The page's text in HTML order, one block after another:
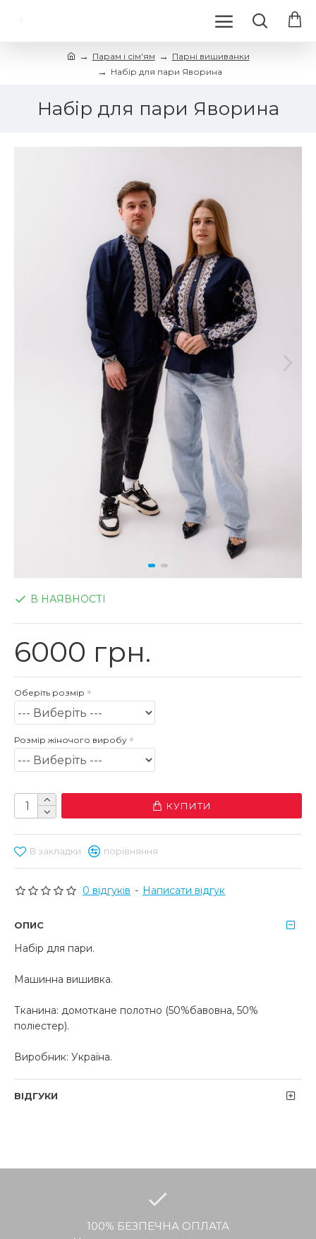
Парам і сім'ям
Парні вишиванки
Набір для пари Яворина
Набір для пари Яворина
0 відгуків - Написати відгук
6000 грн.
В НАЯВНОСТІ
Оберіть розмір
Розмір жіночого виробу
КУПИТИ
В закладки порівняння
ОПИС
Набір для пари.
Машинна вишивка.
Тканина: домоткане полотно (50%бавовна, 50%
поліестер).
Виробник: Україна.
ВІДГУКИ
100% БЕЗПЕЧНА ОПЛАТА